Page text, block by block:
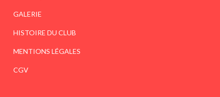
GALERIE
HISTOIRE DU CLUB
MENTIONS LÉGALES
CGV